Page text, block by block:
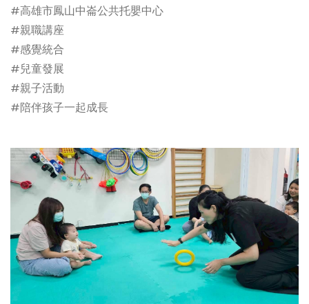
#高雄市鳳山中崙公共托嬰中心
#親職講座
#感覺統合
#兒童發展
#親子活動
#陪伴孩子一起成長